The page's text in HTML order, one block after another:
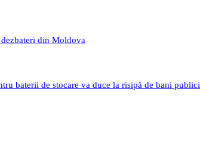
din Moldova
baterii de stocare va duce la risipă de bani publici